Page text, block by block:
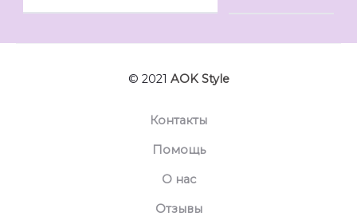
© 2021 AOK Style
Контакты
Помощь
О нас
Отзывы